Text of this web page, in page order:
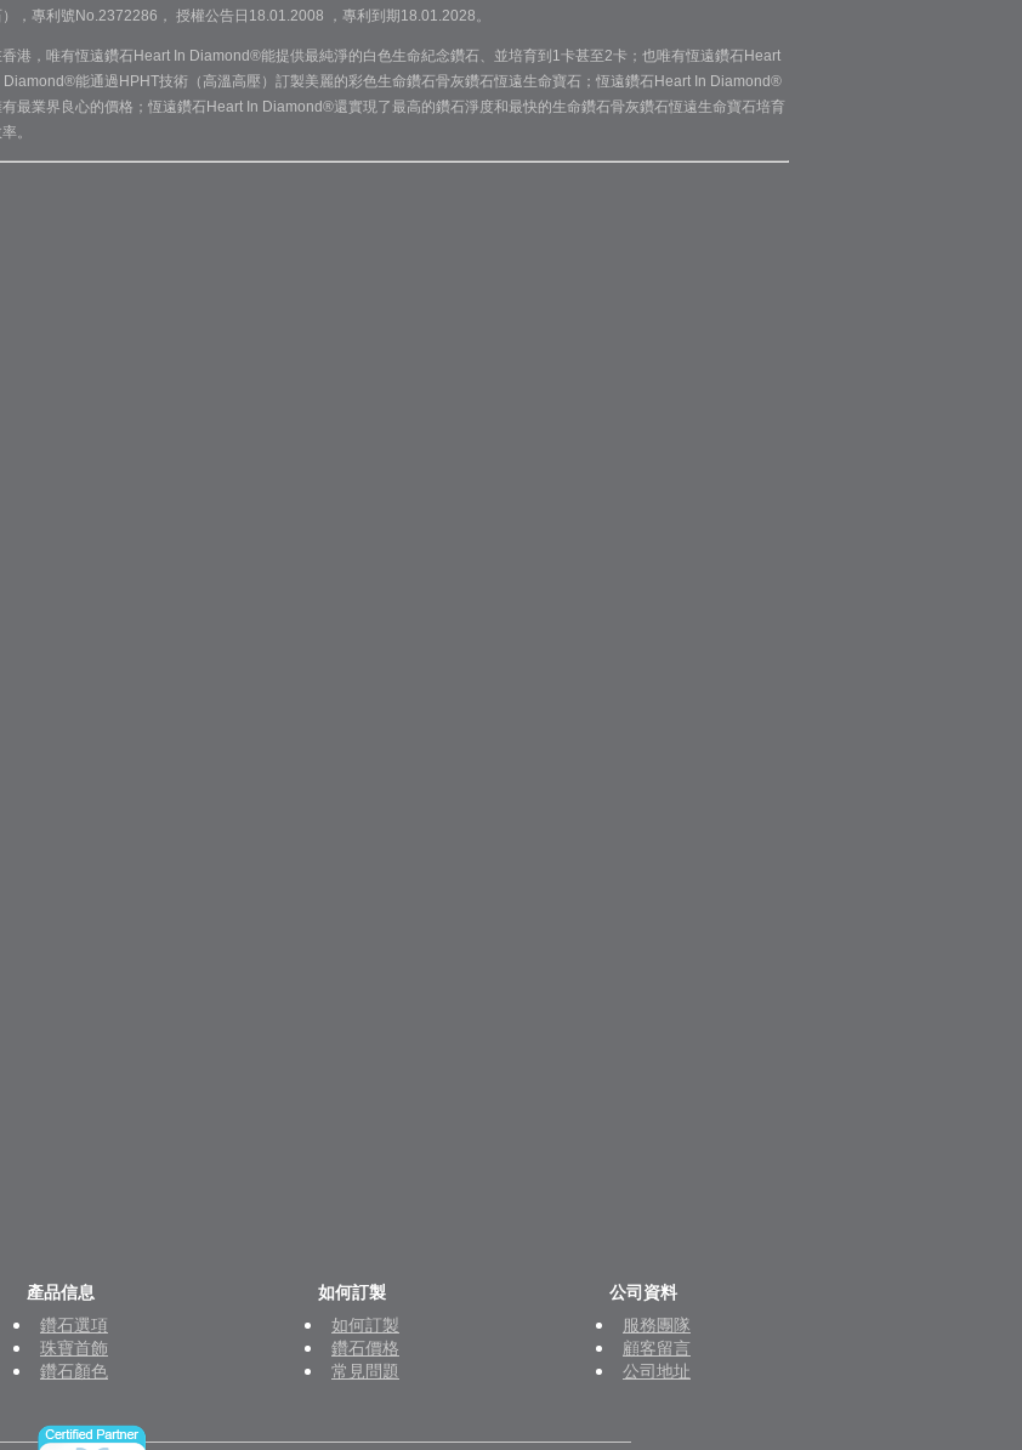
，專利號No.2372286， 授權公告日18.01.2008 ，專利到期18.01.2028。
香港，唯有恆遠鑽石Heart In Diamond®能提供最純淨的白色生命紀念鑽石、並培育到1卡甚至2卡；也唯有恆遠鑽石Heart
Diamond®能通過HPHT技術（高溫高壓）訂製美麗的彩色生命鑽石骨灰鑽石恆遠生命寶石；恆遠鑽石Heart In Diamond®
最業界良心的價格；恆遠鑽石Heart In Diamond®還實現了最高的鑽石淨度和最快的生命鑽石骨灰鑽石恆遠生命寶石培育
。
產品信息
鑽石選項
珠寶首飾
鑽石顏色
如何訂製
如何訂製
鑽石價格
常見問題
公司資料
服務團隊
顧客留言
公司地址